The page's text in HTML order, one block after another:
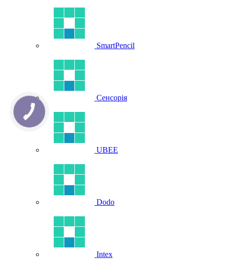
SmartPencil
Сенсорія
UBEE
Dodo
Intex